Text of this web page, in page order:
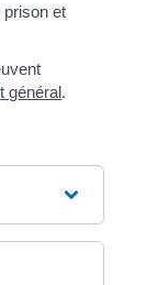
prison et
général.